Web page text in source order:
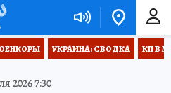
УКРАИНА: СВОДКА КП В
2026 7:30